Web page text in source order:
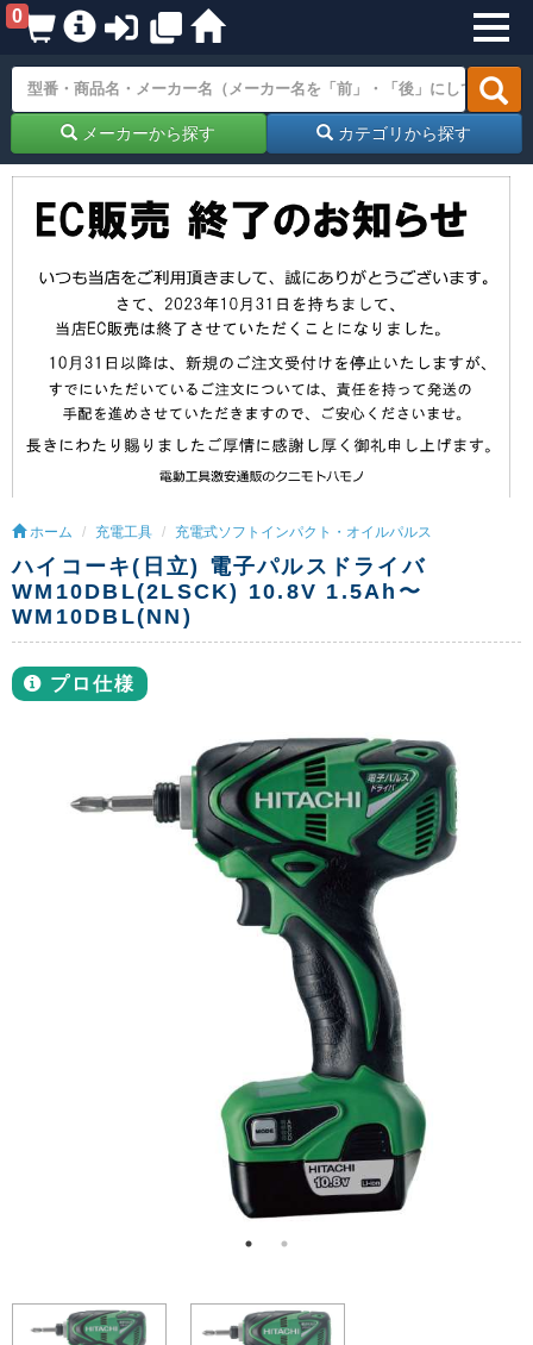
0
メーカーから探す カテゴリから探す
ホーム 充電工具 充電式ソフトインパクト・オイルパルス
ハイコーキ(日立) 電子パルスドライバ
WM10DBL(2LSCK) 10.8V 1.5Ah〜
WM10DBL(NN)
プロ仕様